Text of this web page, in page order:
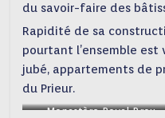
du savoir-faire des
Rapidité de sa
pourtant l’ensemble est
jubé, appartements de
du Prieur.
Monastère Royal Brou